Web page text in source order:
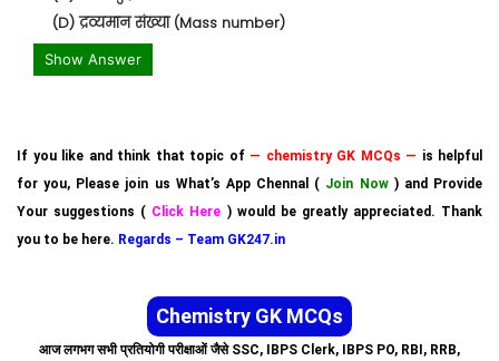
(D) द्रव्यमान संख्या (Mass number)
Show Answer
If you like and think that topic of — chemistry GK MCQs — is helpful
for you, Please join us What’s App Chennal ( Join Now) and Provide
Your suggestions ( Click Here ) would be greatly appreciated. Thank
you to be here. Regards – Team GK247.in
Chemistry GK MCQs
आज लगभग सभी प्रतियोगी परीक्षाओं जैसे SSC, IBPS Clerk, IBPS PO, RBI, RRB,